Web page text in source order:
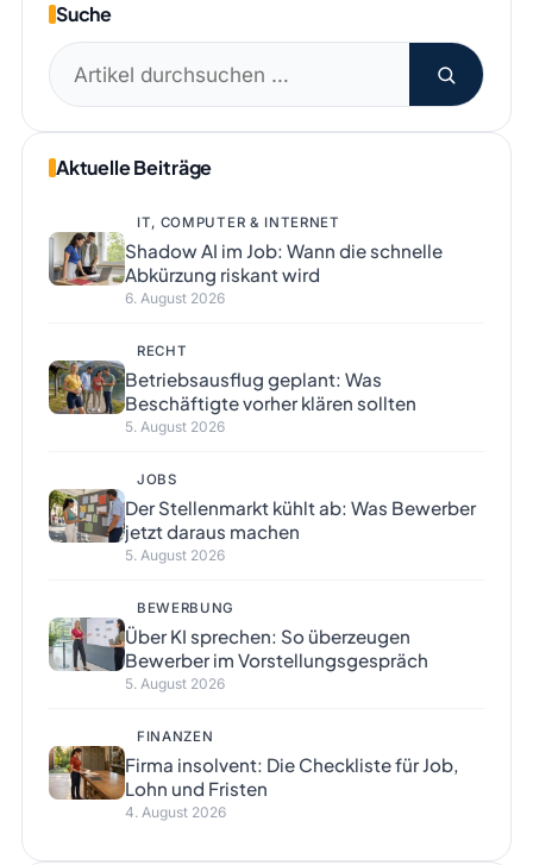
Suche
Suchen
nach:
Aktuelle Beiträge
IT, COMPUTER & INTERNET
Shadow AI im Job: Wann die schnelle
Abkürzung riskant wird
6. August 2026
RECHT
Betriebsausflug geplant: Was
Beschäftigte vorher klären sollten
5. August 2026
JOBS
Der Stellenmarkt kühlt ab: Was Bewerber
jetzt daraus machen
5. August 2026
BEWERBUNG
Über KI sprechen: So überzeugen
Bewerber im Vorstellungsgespräch
5. August 2026
FINANZEN
Firma insolvent: Die Checkliste für Job,
Lohn und Fristen
4. August 2026